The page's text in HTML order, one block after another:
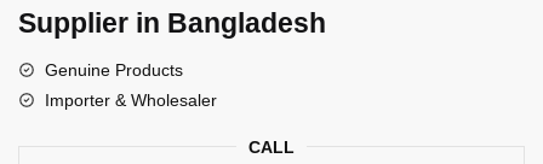
Supplier in Bangladesh
Genuine Products
Importer & Wholesaler
CALL